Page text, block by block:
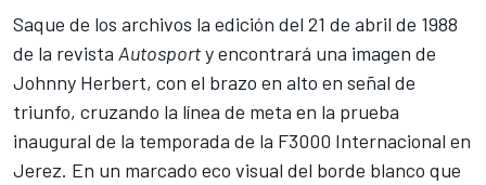
Saque de los archivos la edición del 21 de abril de 1988
de la revista Autosporty encontrará una imagen de
Johnny Herbert, con el brazo en alto en señal de
triunfo, cruzando la línea de meta en la prueba
inaugural de la temporada de la F3000 Internacional en
Jerez. En un marcado eco visual del borde blanco que